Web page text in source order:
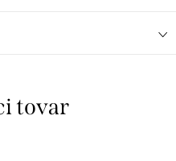
tovar